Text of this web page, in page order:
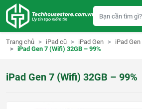
Trang chủ iPad cũ iPad Gen
iPad Gen
iPad Gen 7 (Wifi) 32GB – 99%
iPad Gen 7 (Wifi) 32GB – 99%